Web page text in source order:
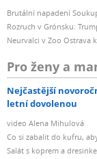
Brutální napadení
Rozruch v Grónsku:
Neurvalci v Zoo Ostrava
Pro ženy a
Nejčastější
letní dovolenou
video Alena Mihulová
Co si zabalit do kufru,
Salát s koprem a